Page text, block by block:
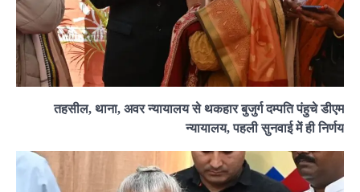
तहसील, थाना, अवर न्यायालय से थकहार बुजुर्ग दम्पति पंहुचे डीएम
न्यायालय, पहली सुनवाई में ही निर्णय